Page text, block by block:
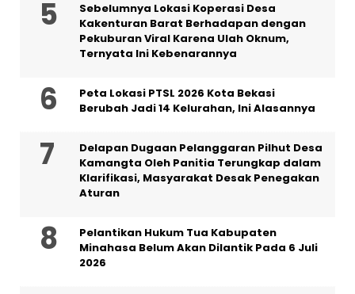
Sebelumnya Lokasi Koperasi Desa
Kakenturan Barat Berhadapan dengan
Pekuburan Viral Karena Ulah Oknum,
Ternyata Ini Kebenarannya
Peta Lokasi PTSL 2026 Kota Bekasi
Berubah Jadi 14 Kelurahan, Ini Alasannya
Delapan Dugaan Pelanggaran Pilhut Desa
Kamangta Oleh Panitia Terungkap dalam
Klarifikasi, Masyarakat Desak Penegakan
Aturan
Pelantikan Hukum Tua Kabupaten
Minahasa Belum Akan Dilantik Pada 6 Juli
2026